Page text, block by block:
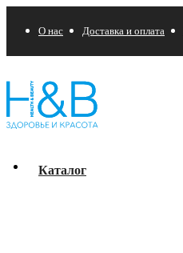
О нас Доставка и оплата
Каталог